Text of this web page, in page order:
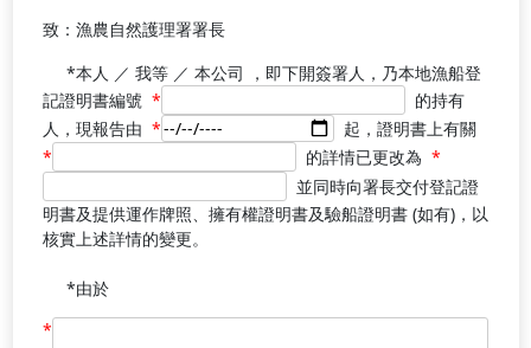
致：漁農自然護理署署長
*本人 ／ 我等 ／ 本公司 ，即下開簽署人，乃本地漁船登
記證明書編號 *
證
明
書
編
號
的
的持有
人，現報告由 *
日
期
的
欄
位
起，證明書上有關
*
原
始
內
容
的詳情已更改為 *
變
更
並同時向署長交付登記證
明書及提供運作牌照、擁有權證明書及驗船證明書 (如有)，以
核實上述詳情的變更。
*由於
*